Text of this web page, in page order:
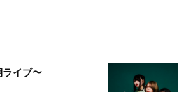
イブ〜